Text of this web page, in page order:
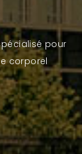
pour
corporel